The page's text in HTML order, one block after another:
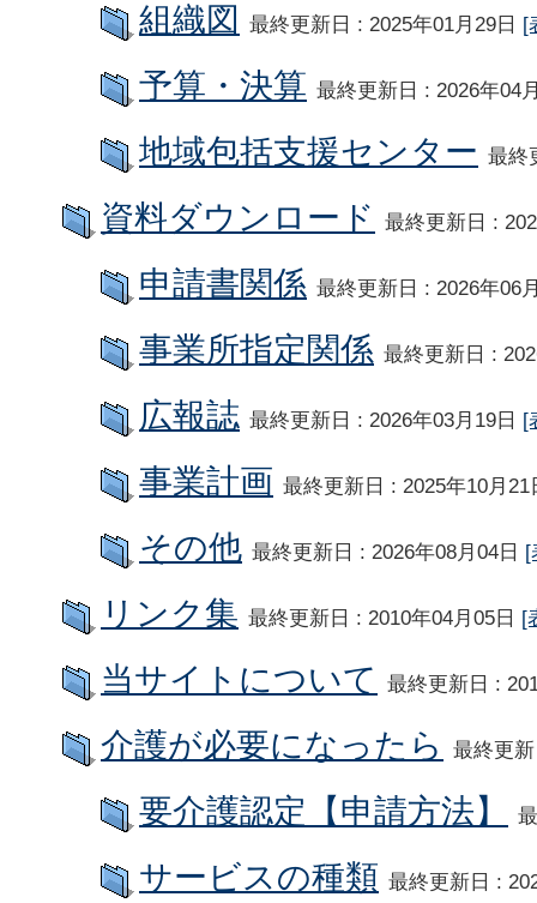
組織図 最終更新日 : 2025年01月29日 [
予算・決算 最終更新日 : 2026年04
地域包括支援センター 最終
資料ダウンロード 最終更新日 :
申請書関係 最終更新日 : 2026年06
事業所指定関係 最終更新日 :
広報誌 最終更新日 : 2026年03月19日 [
事業計画 最終更新日 : 2025年10月
その他 最終更新日 : 2026年08月04日 [
リンク集 最終更新日 : 2010年04月05日 [
当サイトについて 最終更新日 :
介護が必要になったら 最終更
要介護認定【申請方法】
サービスの種類 最終更新日 :